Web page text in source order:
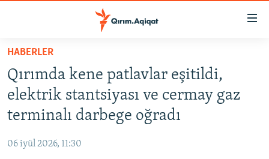
Esas
qaytmaq
Baş
navigatsiyağa
qaytmaq
Qıdıruvğa
qaytmaq
HABERLER
SİYASET
İQTİSADİYAT
MEDENİYET
HABERLER
Qırımda kene patlavlar eşitildi,
elektrik stantsiyası ve cermay gaz
terminalı darbege oğradı
06 iyül 2026, 11:30